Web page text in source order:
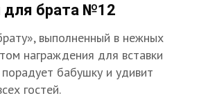
брата №12
выполненный в нежных
награждения для вставки
бабушку и удивит
гостей.